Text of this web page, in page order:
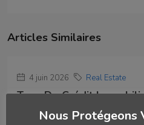
Articles Similaires
4 juin 2026 Real Estate
Taux De Crédit
Légère Hausse
Nous Protégeons